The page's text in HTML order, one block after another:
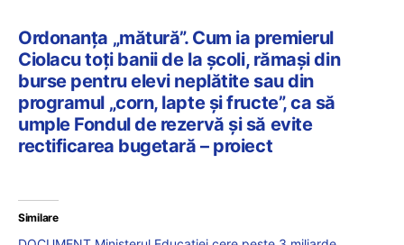
Ordonanța „mătură”. Cum ia premierul
Ciolacu toți banii de la școli, rămași din
burse pentru elevi neplătite sau din
programul „corn, lapte și fructe”, ca să
umple Fondul de rezervă și să evite
rectificarea bugetară – proiect
Similare